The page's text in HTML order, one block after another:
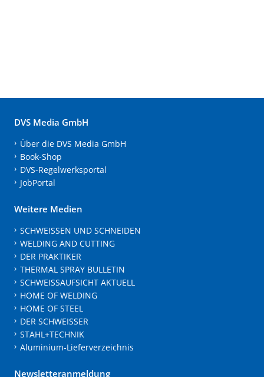
DVS Media GmbH
Über die DVS Media GmbH
Book-Shop
DVS-Regelwerksportal
JobPortal
Weitere Medien
SCHWEISSEN UND SCHNEIDEN
WELDING AND CUTTING
DER PRAKTIKER
THERMAL SPRAY BULLETIN
SCHWEISSAUFSICHT AKTUELL
HOME OF WELDING
HOME OF STEEL
DER SCHWEISSER
STAHL+TECHNIK
Aluminium-Lieferverzeichnis
Newsletteranmeldung